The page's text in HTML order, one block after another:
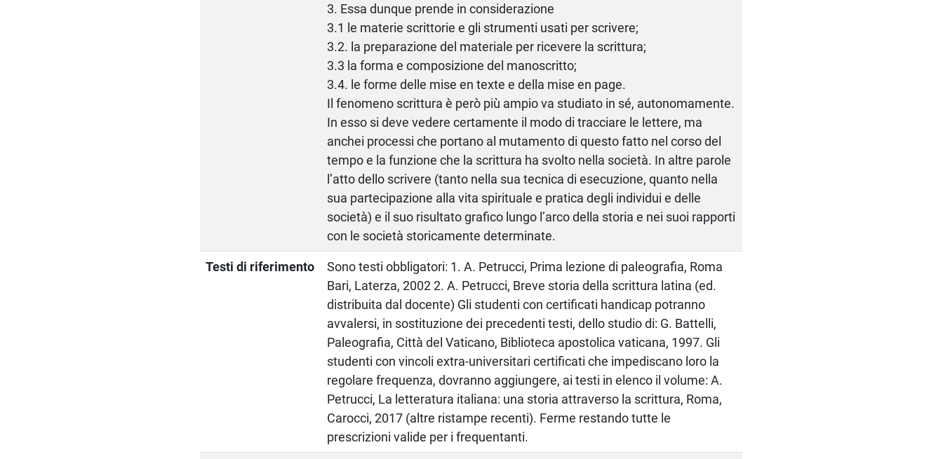
3. Essa dunque prende in considerazione
3.1 le materie scrittorie e gli strumenti usati per scrivere;
3.2. la preparazione del materiale per ricevere la scrittura;
3.3 la forma e composizione del manoscritto;
3.4. le forme delle mise en texte e della mise en page.
Il fenomeno scrittura è però più ampio va studiato in sé, autonomamente.
In esso si deve vedere certamente il modo di tracciare le lettere, ma
anchei processi che portano al mutamento di questo fatto nel corso del
tempo e la funzione che la scrittura ha svolto nella società. In altre parole
l’atto dello scrivere (tanto nella sua tecnica di esecuzione, quanto nella
sua partecipazione alla vita spirituale e pratica degli individui e delle
società) e il suo risultato grafico lungo l’arco della storia e nei suoi rapporti
con le società storicamente determinate.
Testi di riferimento
Sono testi obbligatori: 1. A. Petrucci, Prima lezione di paleografia, Roma
Bari, Laterza, 2002 2. A. Petrucci, Breve storia della scrittura latina (ed.
distribuita dal docente) Gli studenti con certificati handicap potranno
avvalersi, in sostituzione dei precedenti testi, dello studio di: G. Battelli,
Paleografia, Città del Vaticano, Biblioteca apostolica vaticana, 1997. Gli
studenti con vincoli extra-universitari certificati che impediscano loro la
regolare frequenza, dovranno aggiungere, ai testi in elenco il volume: A.
Petrucci, La letteratura italiana: una storia attraverso la scrittura, Roma,
Carocci, 2017 (altre ristampe recenti). Ferme restando tutte le
prescrizioni valide per i frequentanti.